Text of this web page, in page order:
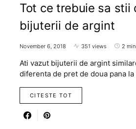
Tot ce trebuie sa stii
bijuterii de argint
November 6, 2018 351 views 2
Ati vazut bijuterii de argint
diferenta de pret de doua pana
CITESTE TOT